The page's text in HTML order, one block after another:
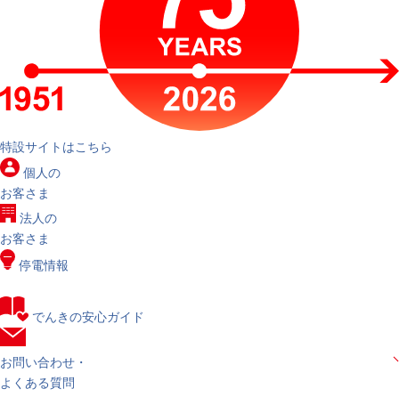
特設サイトはこちら
個人の
お客さま
法人の
お客さま
停電情報
でんきの安心ガイド
お問い合わせ・
よくある質問